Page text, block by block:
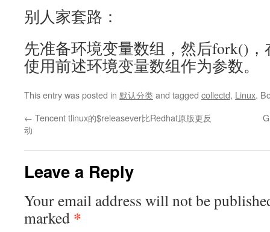
别人家套路：
先准备环境变量数组，然后fork()，
使用前述环境变量数组作为参数。
This entry was posted in 默认分类and tagged collectd, Linux.
← Tencent tlinux的$releasever比Redhat原版更反
动
Leave a Reply
Your email address will not be
marked *